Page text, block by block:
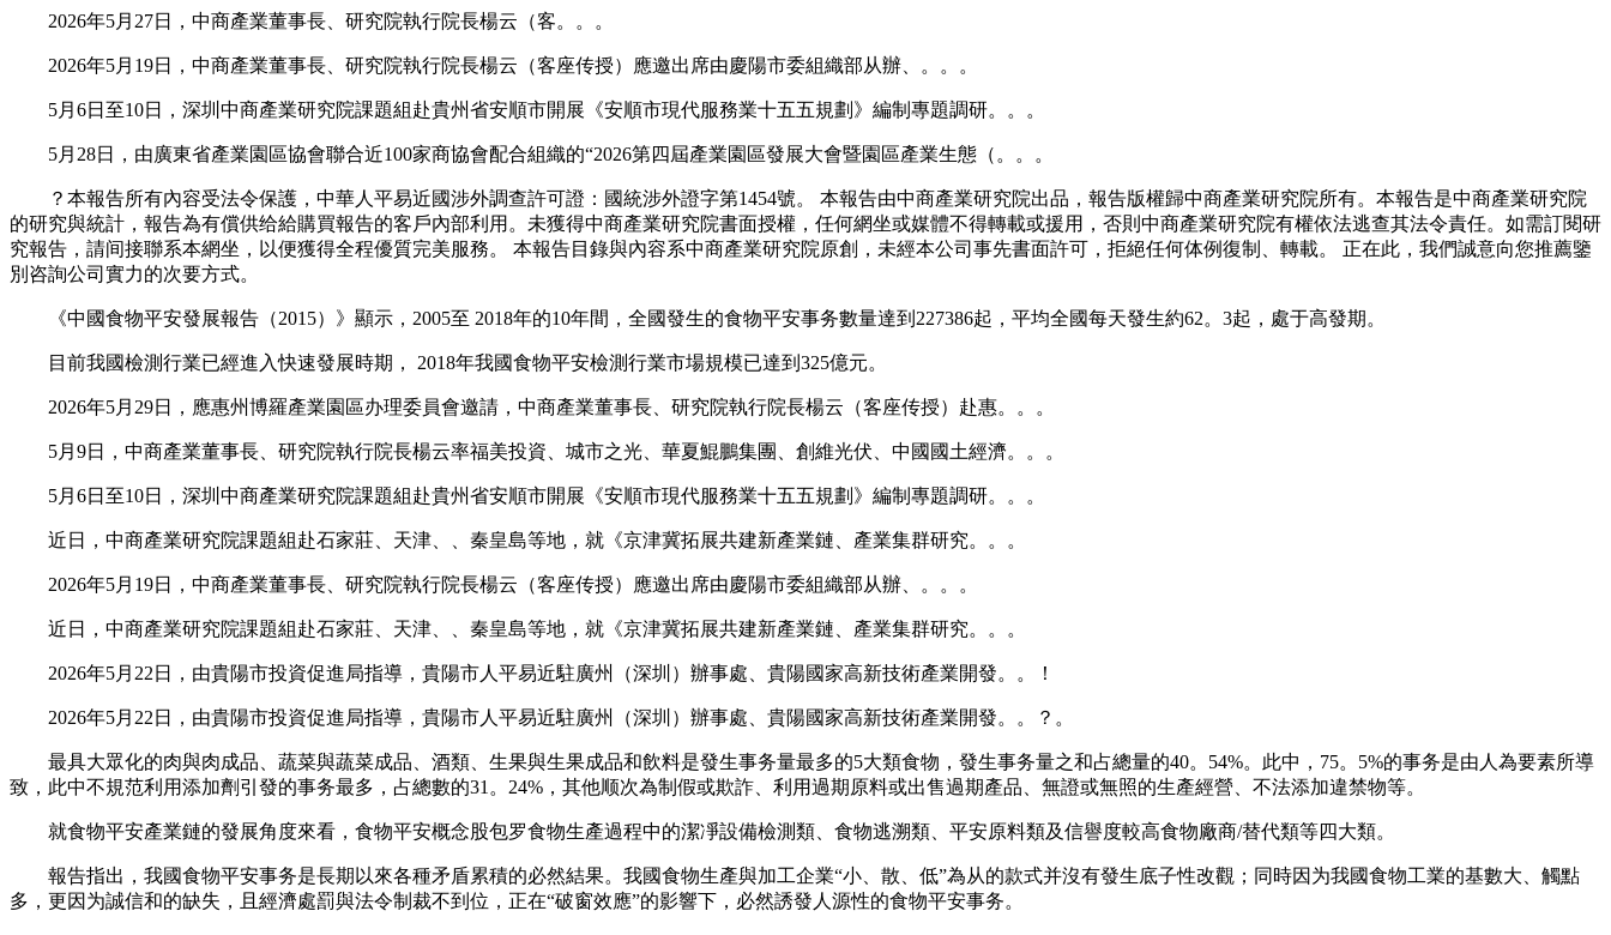
2026年5月27日，中商產業董事長、研究院執行院長楊云（客。。。
2026年5月19日，中商產業董事長、研究院執行院長楊云（客座传授）應邀出席由慶陽市委組織部从辦、。。。
5月6日至10日，深圳中商產業研究院課題組赴貴州省安順市開展《安順市現代服務業十五五規劃》編制專題調研。。。
5月28日，由廣東省產業園區協會聯合近100家商協會配合組織的“2026第四屆產業園區發展大會暨園區產業生態（。。。
？本報告所有內容受法令保護，中華人平易近國涉外調查許可證：國統涉外證字第1454號。 本報告由中商產業研究院出品，報告版權歸中商產業研究院所有。本報告是中商產業研究院
的研究與統計，報告為有償供给給購買報告的客戶內部利用。未獲得中商產業研究院書面授權，任何網坐或媒體不得轉載或援用，否則中商產業研究院有權依法逃查其法令責任。如需訂閱研
究報告，請间接聯系本網坐，以便獲得全程優質完美服務。 本報告目錄與內容系中商產業研究院原創，未經本公司事先書面許可，拒絕任何体例復制、轉載。 正在此，我們誠意向您推薦鑒
別咨詢公司實力的次要方式。
《中國食物平安發展報告（2015）》顯示，2005至 2018年的10年間，全國發生的食物平安事务數量達到227386起，平均全國每天發生約62。3起，處于高發期。
目前我國檢測行業已經進入快速發展時期， 2018年我國食物平安檢測行業市場規模已達到325億元。
2026年5月29日，應惠州博羅產業園區办理委員會邀請，中商產業董事長、研究院執行院長楊云（客座传授）赴惠。。。
5月9日，中商產業董事長、研究院執行院長楊云率福美投資、城市之光、華夏鯤鵬集團、創維光伏、中國國土經濟。。。
5月6日至10日，深圳中商產業研究院課題組赴貴州省安順市開展《安順市現代服務業十五五規劃》編制專題調研。。。
近日，中商產業研究院課題組赴石家莊、天津、、秦皇島等地，就《京津冀拓展共建新產業鏈、產業集群研究。。。
2026年5月19日，中商產業董事長、研究院執行院長楊云（客座传授）應邀出席由慶陽市委組織部从辦、。。。
近日，中商產業研究院課題組赴石家莊、天津、、秦皇島等地，就《京津冀拓展共建新產業鏈、產業集群研究。。。
2026年5月22日，由貴陽市投資促進局指導，貴陽市人平易近駐廣州（深圳）辦事處、貴陽國家高新技術產業開發。。！
2026年5月22日，由貴陽市投資促進局指導，貴陽市人平易近駐廣州（深圳）辦事處、貴陽國家高新技術產業開發。。？。
最具大眾化的肉與肉成品、蔬菜與蔬菜成品、酒類、生果與生果成品和飲料是發生事务量最多的5大類食物，發生事务量之和占總量的40。54%。此中，75。5%的事务是由人為要素所導
致，此中不規范利用添加劑引發的事务最多，占總數的31。24%，其他顺次為制假或欺詐、利用過期原料或出售過期產品、無證或無照的生產經營、不法添加違禁物等。
就食物平安產業鏈的發展角度來看，食物平安概念股包罗食物生產過程中的潔凈設備檢測類、食物逃溯類、平安原料類及信譽度較高食物廠商/替代類等四大類。
報告指出，我國食物平安事务是長期以來各種矛盾累積的必然結果。我國食物生產與加工企業“小、散、低”為从的款式并沒有發生底子性改觀；同時因为我國食物工業的基數大、觸點
多，更因为誠信和的缺失，且經濟處罰與法令制裁不到位，正在“破窗效應”的影響下，必然誘發人源性的食物平安事务。